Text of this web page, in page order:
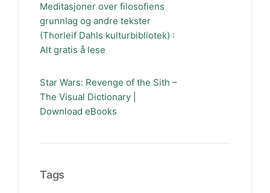
Meditasjoner over filosofiens
grunnlag og andre tekster
(Thorleif Dahls kulturbibliotek) :
Alt gratis å lese
Star Wars: Revenge of the Sith –
The Visual Dictionary |
Download eBooks
Tags